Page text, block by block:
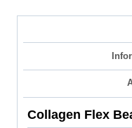
Collagen Flex